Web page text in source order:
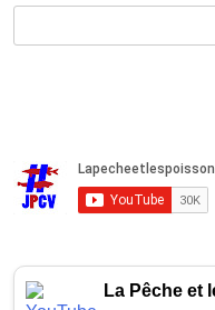
La Pêche et